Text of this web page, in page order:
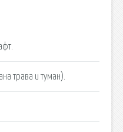
трава и туман).